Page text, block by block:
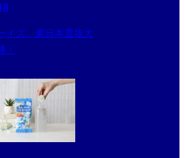
イズ 東日本選抜大